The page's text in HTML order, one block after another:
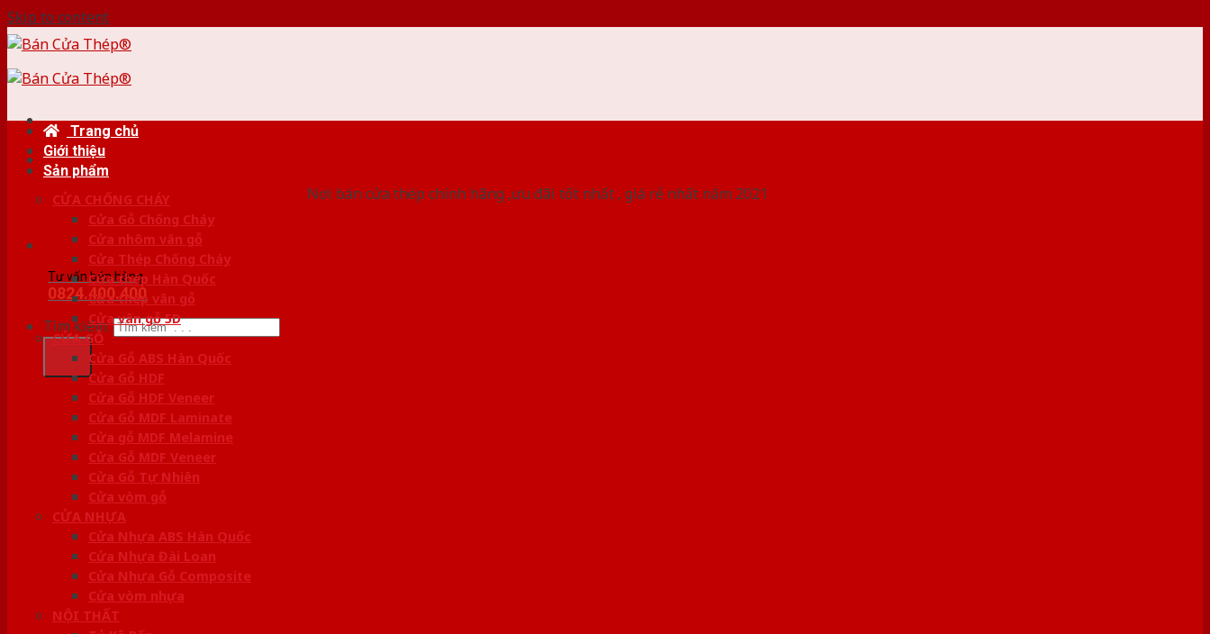
Skip to content
Nơi bán cửa thép chính hãng ,ưu đãi tốt nhất , giá rẻ nhất năm 2021
Tư vấn bán hàng
0824.400.400
Tìm kiếm:
Trang chủ
Giới thiệu
Sản phẩm
CỬA CHỐNG CHÁY
Cửa Gỗ Chống Cháy
Cửa nhôm vân gỗ
Cửa Thép Chống Cháy
Cửa thép Hàn Quốc
Cửa thép vân gỗ
Cửa vân gỗ 5D
CỬA GỖ
Cửa Gỗ ABS Hàn Quốc
Cửa Gỗ HDF
Cửa Gỗ HDF Veneer
Cửa Gỗ MDF Laminate
Cửa gỗ MDF Melamine
Cửa Gỗ MDF Veneer
Cửa Gỗ Tự Nhiên
Cửa vòm gỗ
CỬA NHỰA
Cửa Nhựa ABS Hàn Quốc
Cửa Nhựa Đài Loan
Cửa Nhựa Gỗ Composite
Cửa vòm nhựa
NỘI THẤT